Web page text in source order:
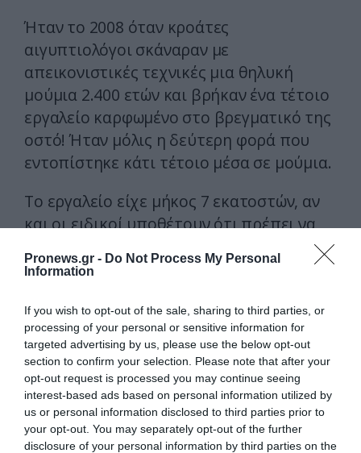
Pronews.gr - Do Not Process My Personal
Information
If you wish to opt-out of the sale, sharing to third parties, or
processing of your personal or sensitive information for
targeted advertising by us, please use the below opt-out
section to confirm your selection. Please note that after your
opt-out request is processed you may continue seeing
interest-based ads based on personal information utilized by
us or personal information disclosed to third parties prior to
your opt-out. You may separately opt-out of the further
disclosure of your personal information by third parties on the
Ήταν το 2008 όταν κροάτες
αιγυπτιολόγοι σκάναραν με
απεικονιστικές τεχνικές μια θηλυκή
μούμια 2.400 ετών και βρήκαν ένα τέτοιο
εργαλείο καρφωμένο στο βρεγματικό της
οστό! Ήταν μόλις η δεύτερη φορά που
εντοπίστηκε κάτι τέτοιο μέσα σε μούμια.
Το εργαλείο είχε μήκος 7 εκατοστών, αν
και οι ειδικοί υποθέτουν ότι πρέπει να
ήταν απλώς η «μύτη» του μαραφετιού για
την αφαίρεση του εγκεφάλου, το οποίο
διαδικασία και να ξέμεινε έτσι μέσα στον
εγκέφαλο. Και καθώς η ανάσυρσή του θα
ήταν δύσκολη και κοπιαστική, ο
αιγύπτιος ταριχευτής αποφάσισε να το
αφήσει μέσα, μιας και ποιος θα το
μάθαινε μωρέ;